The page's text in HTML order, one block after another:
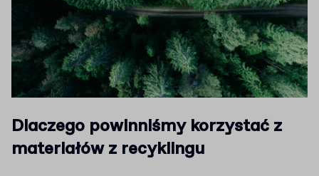
Dlaczego powinniśmy korzystać z
materiałów z recyklingu